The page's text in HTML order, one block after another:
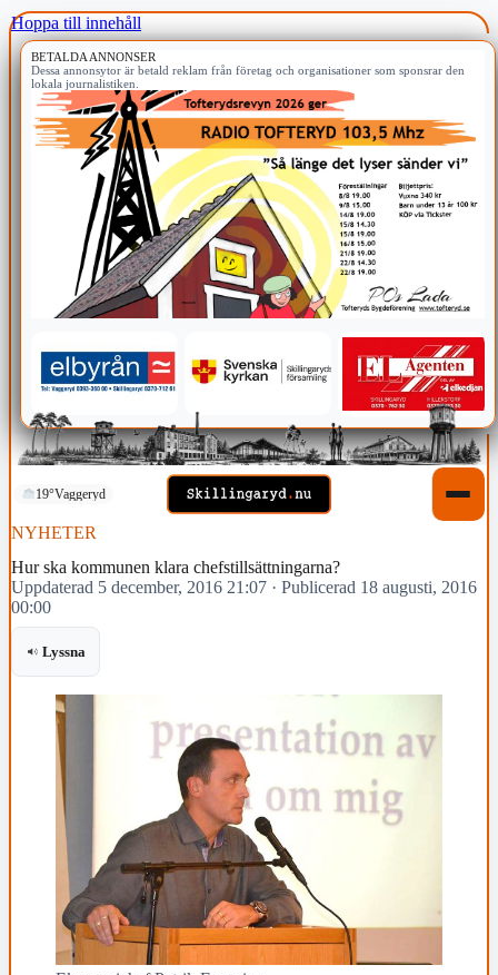
Hoppa till innehåll
BETALDA ANNONSER
Dessa annonsytor är betald reklam från företag och organisationer som sponsrar den
lokala journalistiken.
19°Vaggeryd
NYHETER
Hur ska kommunen klara chefstillsättningarna?
Uppdaterad 5 december, 2016 21:07 · Publicerad 18 augusti, 2016
00:00
Lyssna